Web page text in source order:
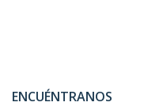
ENCUÉNTRANOS